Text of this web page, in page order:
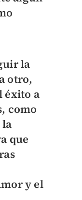
la
otro,
éxito a
como
la
que
y el